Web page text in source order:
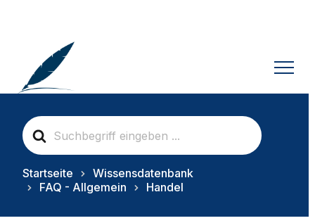
S
e
a
c
o
Startseite
Wissensdatenbank
FAQ - Allgemein
Handel